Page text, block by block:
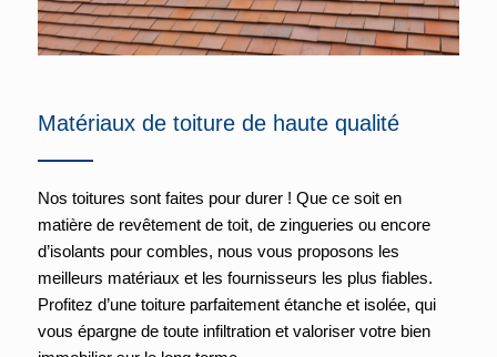
Matériaux de toiture de haute qualité
Nos toitures sont faites pour durer ! Que ce soit en
matière de revêtement de toit, de zingueries ou encore
d’isolants pour combles, nous vous proposons les
meilleurs matériaux et les fournisseurs les plus fiables.
Profitez d’une toiture parfaitement étanche et isolée, qui
vous épargne de toute infiltration et valoriser votre bien